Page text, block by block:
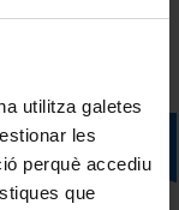
utilitza galetes
les
perquè accediu
que